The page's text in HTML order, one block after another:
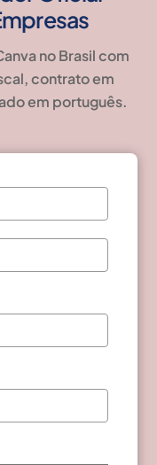
no Brasil com
contrato em
em português.